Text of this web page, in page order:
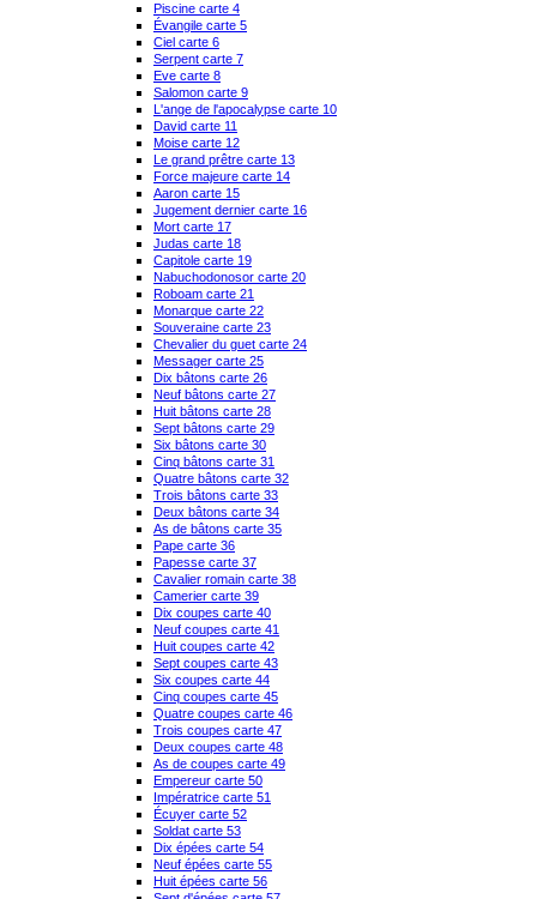
Piscine carte 4
Évangile carte 5
Ciel carte 6
Serpent carte 7
Eve carte 8
Salomon carte 9
L'ange de l'apocalypse carte 10
David carte 11
Moise carte 12
Le grand prêtre carte 13
Force majeure carte 14
Aaron carte 15
Jugement dernier carte 16
Mort carte 17
Judas carte 18
Capitole carte 19
Nabuchodonosor carte 20
Roboam carte 21
Monarque carte 22
Souveraine carte 23
Chevalier du guet carte 24
Messager carte 25
Dix bâtons carte 26
Neuf bâtons carte 27
Huit bâtons carte 28
Sept bâtons carte 29
Six bâtons carte 30
Cinq bâtons carte 31
Quatre bâtons carte 32
Trois bâtons carte 33
Deux bâtons carte 34
As de bâtons carte 35
Pape carte 36
Papesse carte 37
Cavalier romain carte 38
Camerier carte 39
Dix coupes carte 40
Neuf coupes carte 41
Huit coupes carte 42
Sept coupes carte 43
Six coupes carte 44
Cinq coupes carte 45
Quatre coupes carte 46
Trois coupes carte 47
Deux coupes carte 48
As de coupes carte 49
Empereur carte 50
Impératrice carte 51
Écuyer carte 52
Soldat carte 53
Dix épées carte 54
Neuf épées carte 55
Huit épées carte 56